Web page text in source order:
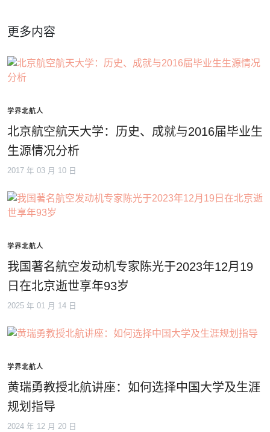
更多内容
学界北航人
北京航空航天大学：历史、成就与2016届毕业生
生源情况分析
2017 年 03 月 10 日
学界北航人
我国著名航空发动机专家陈光于2023年12月19
日在北京逝世享年93岁
2025 年 01 月 14 日
学界北航人
黄瑞勇教授北航讲座：如何选择中国大学及生涯
规划指导
2024 年 12 月 20 日